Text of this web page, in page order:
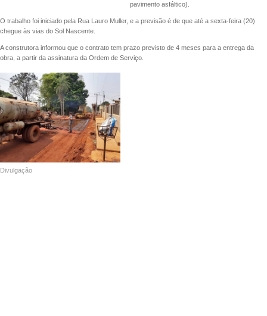
pavimento asfáltico).
O trabalho foi iniciado pela Rua Lauro Muller, e a previsão é de que até a sexta-feira (20)
chegue às vias do Sol Nascente.
A construtora informou que o contrato tem prazo previsto de 4 meses para a entrega da
obra, a partir da assinatura da Ordem de Serviço.
Divulgação